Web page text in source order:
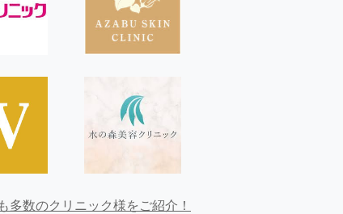
多数のクリニック様をご紹介！